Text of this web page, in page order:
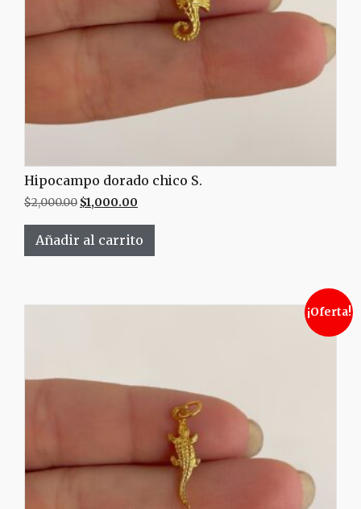
Hipocampo dorado chico S.
$2,000.00 $1,000.00
Añadir al carrito
¡Oferta!